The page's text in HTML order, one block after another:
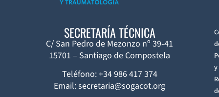
SECRETARÍA TÉCNICA
C/ San Pedro de Mezonzo nº 39-41
15701 – Santiago de Compostela
Teléfono: +34 986 417 374
Email: secretaria@sogacot.org
y